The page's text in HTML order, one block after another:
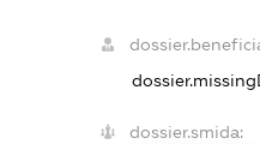
dossier.smida: